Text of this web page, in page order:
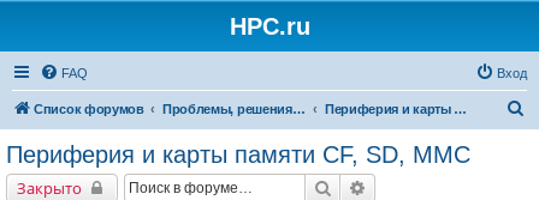
HPC.ru
FAQ Вход
Список форумов Проблемы, решения, советы Периферия и карты памяти CF, SD, MMC
Периферия и карты памяти CF, SD, MMC
Закрыто Поиск